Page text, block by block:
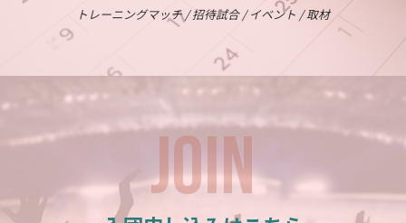
トレーニングマッチ / 招待試合 / イベント / 取材
JOIN